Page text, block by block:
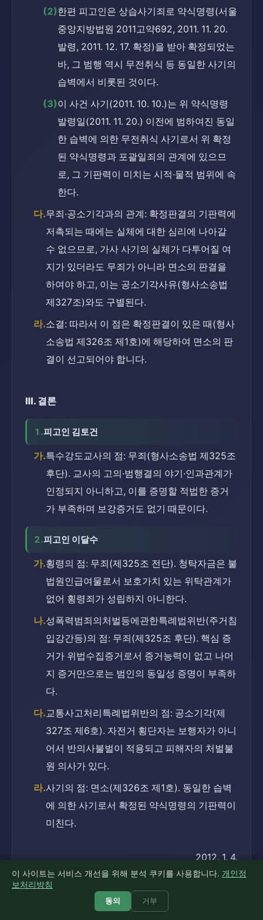
(2)한편 피고인은 상습사기죄로 약식명령(서울
중앙지방법원 2011고약692, 2011. 11. 20.
발령, 2011. 12. 17. 확정)을 받아 확정되었는
바, 그 범행 역시 무전취식 등 동일한 사기의
습벽에서 비롯된 것이다.
(3)이 사건 사기(2011. 10. 10.)는 위 약식명령
발령일(2011. 11. 20.) 이전에 범하여진 동일
한 습벽에 의한 무전취식 사기로서 위 확정
된 약식명령과 포괄일죄의 관계에 있으므
로, 그 기판력이 미치는 시적·물적 범위에 속
한다.
다.무죄·공소기각과의 관계: 확정판결의 기판력에
저촉되는 때에는 실체에 대한 심리에 나아갈
수 없으므로, 가사 사기의 실체가 다투어질 여
지가 있더라도 무죄가 아니라 면소의 판결을
하여야 하고, 이는 공소기각사유(형사소송법
제327조)와도 구별된다.
라.소결: 따라서 이 점은 확정판결이 있은 때(형사
소송법 제326조 제1호)에 해당하여 면소의 판
결이 선고되어야 합니다.
Ⅲ. 결론
1.피고인 김토건
가.특수강도교사의 점: 무죄(형사소송법 제325조
후단). 교사의 고의·범행결의 야기·인과관계가
인정되지 아니하고, 이를 증명할 적법한 증거
가 부족하며 보강증거도 없기 때문이다.
2.피고인 이달수
가.횡령의 점: 무죄(제325조 전단). 청탁자금은 불
법원인급여물로서 보호가치 있는 위탁관계가
없어 횡령죄가 성립하지 아니한다.
나.성폭력범죄의처벌등에관한특례법위반(주거침
입강간등)의 점: 무죄(제325조 후단). 핵심 증
거가 위법수집증거로서 증거능력이 없고 나머
지 증거만으로는 범인의 동일성 증명이 부족하
다.
다.교통사고처리특례법위반의 점: 공소기각(제
327조 제6호). 자전거 횡단자는 보행자가 아니
어서 반의사불벌이 적용되고 피해자의 처벌불
원 의사가 있다.
라.사기의 점: 면소(제326조 제1호). 동일한 습벽
에 의한 사기로서 확정된 약식명령의 기판력이
미친다.
2012. 1. 4.
피고인 김토건의 변호인 변호사 김힘찬 (인)
피고인 이달수의 변호인 변호사 이사랑 (인)
이 사이트는 서비스 개선을 위해 분석 쿠키를 사용합니다. 개인정
보처리방침
동의 거부